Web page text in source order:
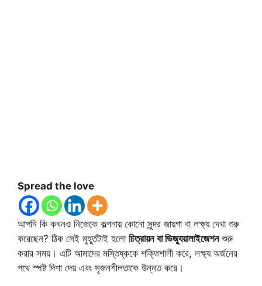
Spread the love
আপনি কি কখনও নিজেকে কল্পনায় কোনো সুন্দর জায়গা বা লক্ষ্য দেখা শুরু
করেছেন? ঠিক সেই মুহূর্তটাই হলো চিত্রায়ন বা ভিজ্যুয়ালাইজেশনশুরু
করার সময়। এটি আমাদের মস্তিষ্ককে শক্তিশালী করে, লক্ষ্য অর্জনের
পথে স্পষ্ট দিশা দেয় এবং সৃজনশীলতাকে উন্নত করে।